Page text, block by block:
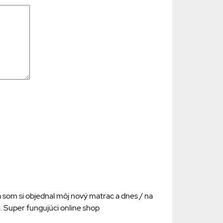
si objednal môj nový matrac a dnes / na
Super fungujúci online shop